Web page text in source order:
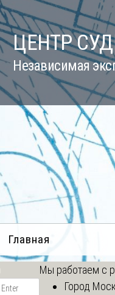
ЦЕНТР
Независимая
Главная
Мы работаем с
Город